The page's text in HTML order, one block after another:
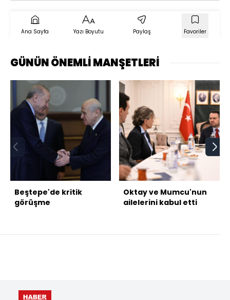
Ana Sayfa Yazı Boyutu Paylaş Favoriler
GÜNÜN ÖNEMLİ MANŞETLERİ
Beştepe'de kritik
görüşme
Oktay ve Mumcu'nun
ailelerini kabul etti